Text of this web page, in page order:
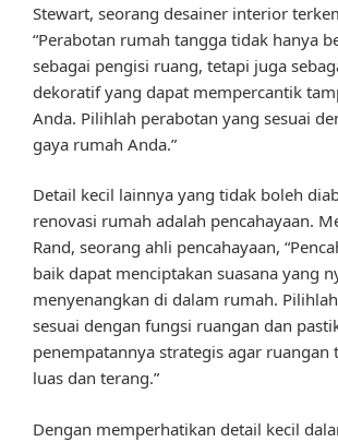
Stewart, seorang desainer interior
“Perabotan rumah tangga tidak hanya
sebagai pengisi ruang, tetapi juga
dekoratif yang dapat mempercantik
Anda. Pilihlah perabotan yang sesuai
gaya rumah Anda.”
Detail kecil lainnya yang tidak boleh
renovasi rumah adalah pencahayaan.
Rand, seorang ahli pencahayaan,
baik dapat menciptakan suasana yang
menyenangkan di dalam rumah.
sesuai dengan fungsi ruangan dan
penempatannya strategis agar ruangan
luas dan terang.”
Dengan memperhatikan detail kecil